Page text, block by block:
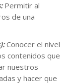
Permitir al
de una
Conocer el nivel
contenidos que
nuestros
y hacer que